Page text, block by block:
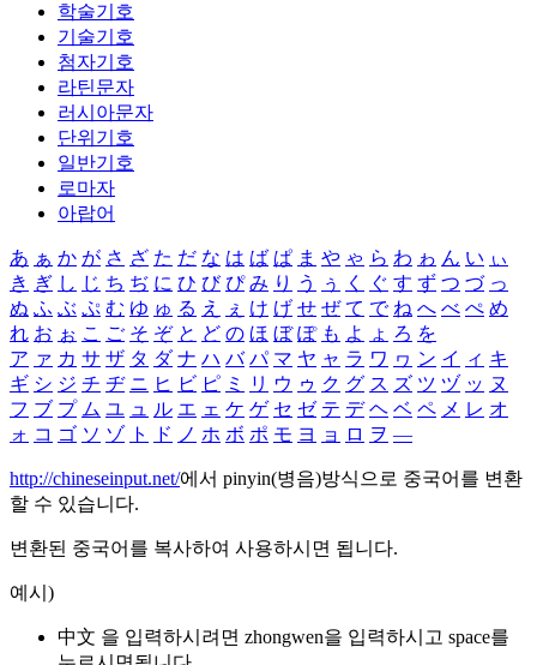
학술기호
기술기호
첨자기호
라틴문자
러시아문자
단위기호
일반기호
로마자
아랍어
あ ぁ か が さ ざ た だ な は ば ぱ ま や ゃ ら わ ゎ ん い ぃ
き ぎ し じ ち ぢ に ひ び ぴ み り う ぅ く ぐ す ず つ づ っ
ぬ ふ ぶ ぷ む ゆ ゅ る え ぇ け げ せ ぜ て で ね へ べ ぺ め
れ お ぉ こ ご そ ぞ と ど の ほ ぼ ぽ も よ ょ ろ を
ア ァ カ サ ザ タ ダ ナ ハ バ パ マ ヤ ャ ラ ワ ヮ ン イ ィ キ
ギ シ ジ チ ヂ ニ ヒ ビ ピ ミ リ ウ ゥ ク グ ス ズ ツ ヅ ッ ヌ
フ ブ プ ム ユ ュ ル エ ェ ケ ゲ セ ゼ テ デ ヘ ベ ペ メ レ オ
ォ コ ゴ ソ ゾ ト ド ノ ホ ボ ポ モ ヨ ョ ロ ヲ ―
http://chineseinput.net/에서 pinyin(병음)방식으로 중국어를 변환
할 수 있습니다.
변환된 중국어를 복사하여 사용하시면 됩니다.
예시)
中文 을 입력하시려면 zhongwen을 입력하시고 space를